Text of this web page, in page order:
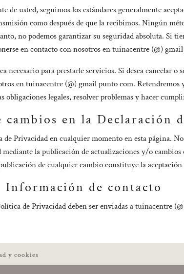
de usted, seguimos los estándares generalmente
como después de que la recibimos. Ningún
no podemos garantizar su seguridad absoluta. Si
en contacto con nosotros en tuinacentre (@)
necesario para prestarle servicios. Si desea cancelar
en tuinacentre (@) gmail punto com.
obligaciones legales, resolver problemas y hacer
en la Declaración
Privacidad en cualquier momento en esta página.
la publicación de actualizaciones y/o
de cualquier cambio constituye la aceptación
Información de contacto
de Privacidad deben ser enviadas a tuinacentre
y cookies